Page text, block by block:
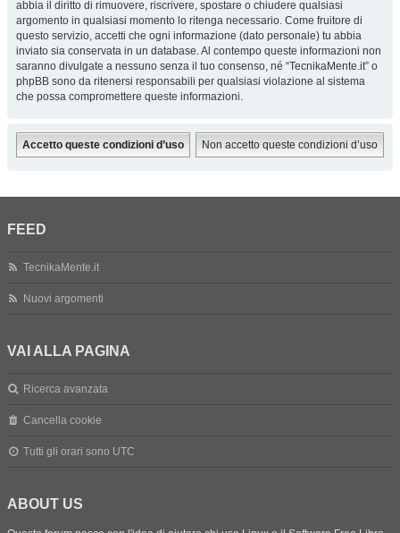
abbia il diritto di rimuovere, riscrivere, spostare o chiudere qualsiasi
argomento in qualsiasi momento lo ritenga necessario. Come fruitore di
questo servizio, accetti che ogni informazione (dato personale) tu abbia
inviato sia conservata in un database. Al contempo queste informazioni non
saranno divulgate a nessuno senza il tuo consenso, né “TecnikaMente.it” o
phpBB sono da ritenersi responsabili per qualsiasi violazione al sistema
che possa compromettere queste informazioni.
FEED
TecnikaMente.it
Nuovi argomenti
VAI ALLA PAGINA
Ricerca avanzata
Cancella cookie
Tutti gli orari sono UTC
ABOUT US